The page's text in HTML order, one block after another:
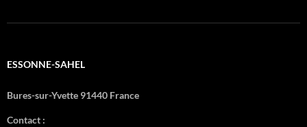
ESSONNE-SAHEL
Bures-sur-Yvette 91440 France
Contact :